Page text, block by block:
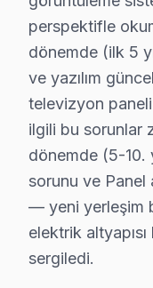
Fiyatları
Başakşehir'de
Başakşehir’de
Fabrika
Sonuç olarak,
Başakşehir
JVC
perspektifle
dönemde (ilk 5
ve yazılım
televizyon
ilgili bu sorunlar
dönemde (5-10.
sorunu ve Panel
— yeni yerleşim
elektrik
sergiledi.